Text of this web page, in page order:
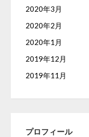
2020年3月
2020年2月
2020年1月
2019年12月
2019年11月
プロフィール